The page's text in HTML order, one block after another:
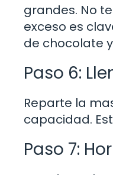
grandes. No
exceso es
de chocolate
Paso 6:
Reparte la
capacidad.
Paso 7: